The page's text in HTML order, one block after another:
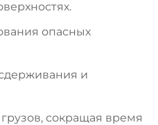
опасных
и
сокращая время